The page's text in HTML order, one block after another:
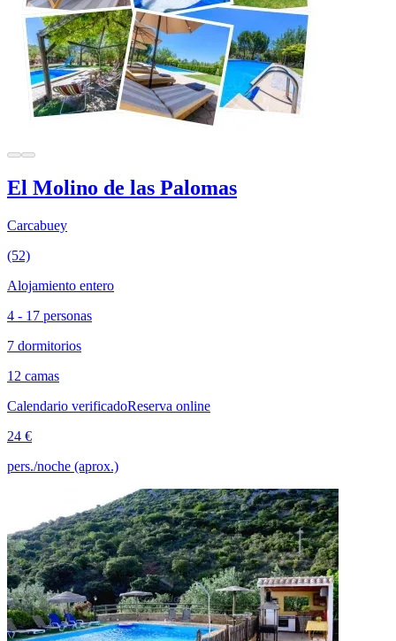
El Molino de las Palomas
Carcabuey
(52)
Alojamiento entero
4 - 17 personas
7 dormitorios
12 camas
Calendario verificadoReserva online
24 €
pers./noche (aprox.)